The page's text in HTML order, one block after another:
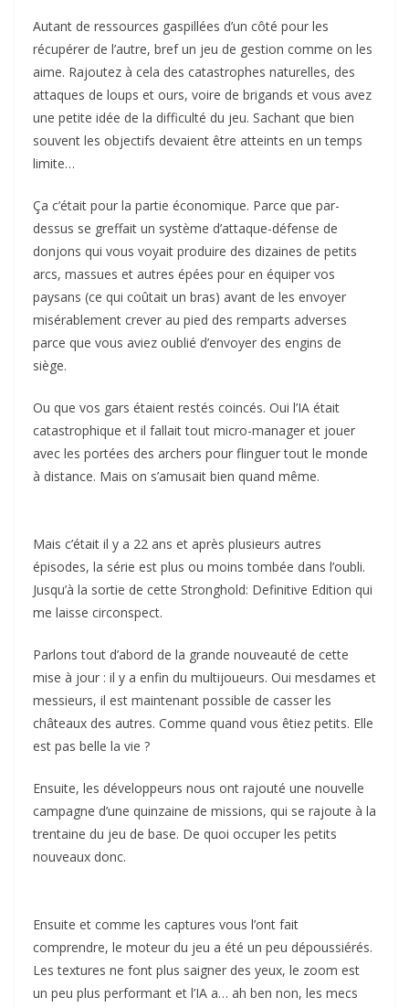
Autant de ressources gaspillées d’un côté pour les
récupérer de l’autre, bref un jeu de gestion comme on les
aime. Rajoutez à cela des catastrophes naturelles, des
attaques de loups et ours, voire de brigands et vous avez
une petite idée de la difficulté du jeu. Sachant que bien
souvent les objectifs devaient être atteints en un temps
limite…
Ça c’était pour la partie économique. Parce que par-
dessus se greffait un système d’attaque-défense de
donjons qui vous voyait produire des dizaines de petits
arcs, massues et autres épées pour en équiper vos
paysans (ce qui coûtait un bras) avant de les envoyer
misérablement crever au pied des remparts adverses
parce que vous aviez oublié d’envoyer des engins de
siège.
Ou que vos gars étaient restés coincés. Oui l’IA était
catastrophique et il fallait tout micro-manager et jouer
avec les portées des archers pour flinguer tout le monde
à distance. Mais on s’amusait bien quand même.
Mais c’était il y a 22 ans et après plusieurs autres
épisodes, la série est plus ou moins tombée dans l’oubli.
Jusqu’à la sortie de cette Stronghold: Definitive Edition qui
me laisse circonspect.
Parlons tout d’abord de la grande nouveauté de cette
mise à jour : il y a enfin du multijoueurs. Oui mesdames et
messieurs, il est maintenant possible de casser les
châteaux des autres. Comme quand vous êtiez petits. Elle
est pas belle la vie ?
Ensuite, les développeurs nous ont rajouté une nouvelle
campagne d’une quinzaine de missions, qui se rajoute à la
trentaine du jeu de base. De quoi occuper les petits
nouveaux donc.
Ensuite et comme les captures vous l’ont fait
comprendre, le moteur du jeu a été un peu dépoussiérés.
Les textures ne font plus saigner des yeux, le zoom est
un peu plus performant et l’IA a… ah ben non, les mecs